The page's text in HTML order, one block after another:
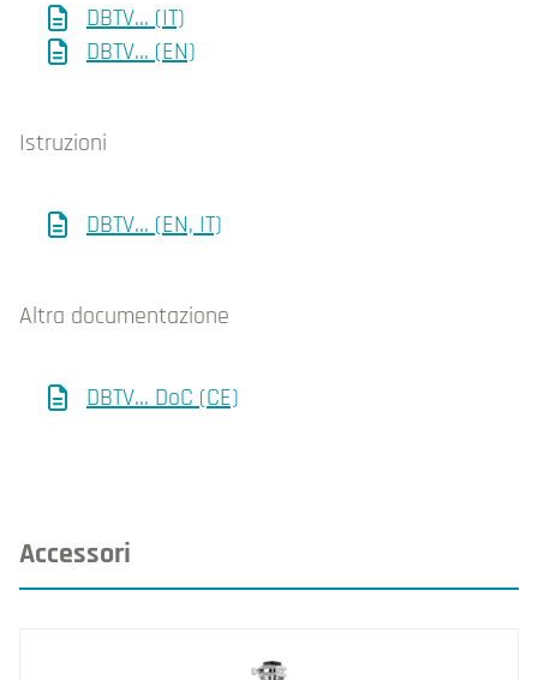
DBTV... (IT)
DBTV... (EN)
Istruzioni
DBTV... (EN, IT)
Altra documentazione
DBTV... DoC (CE)
Accessori